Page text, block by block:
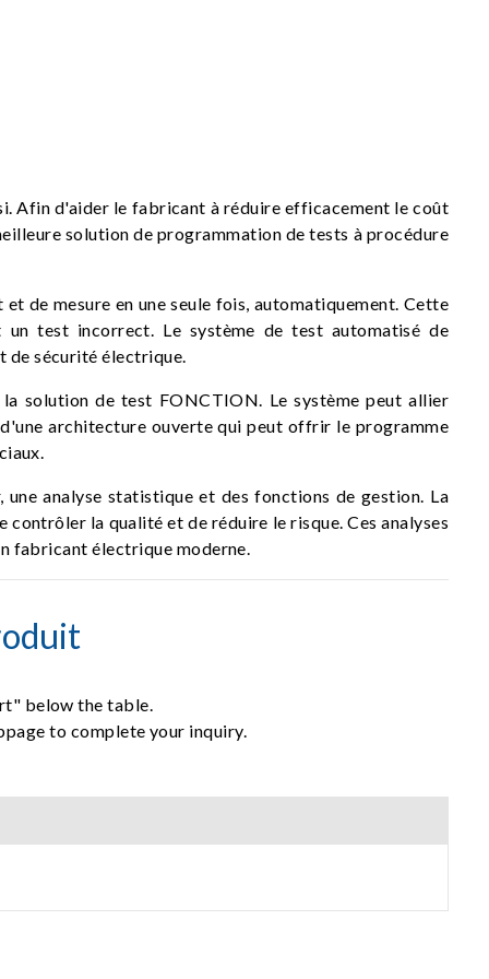
Afin d'aider le fabricant à réduire efficacement le coût
solution de programmation de tests à procédure
de mesure en une seule fois, automatiquement. Cette
test incorrect. Le système de test automatisé de
de sécurité électrique.
solution de test FONCTION. Le système peut allier
architecture ouverte qui peut offrir le programme
analyse statistique et des fonctions de gestion. La
la qualité et de réduire le risque. Ces analyses
fabricant électrique moderne.
below the table.
to complete your inquiry.